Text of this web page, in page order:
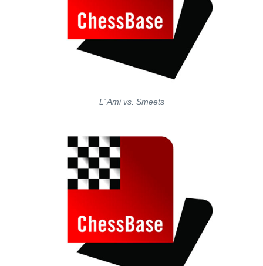
L´Ami vs. Smeets